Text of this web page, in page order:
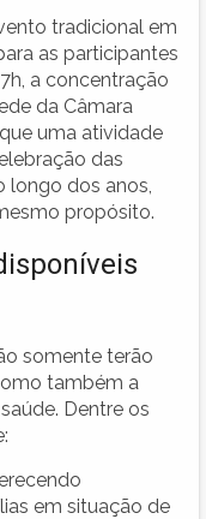
tradicional em
as participantes
a concentração
da Câmara
uma atividade
das
longo dos anos,
propósito.
somente terão
também a
Dentre os
em situação de